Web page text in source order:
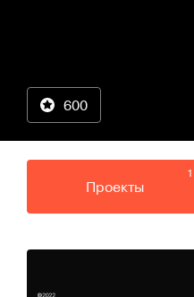
600
1
Проекты